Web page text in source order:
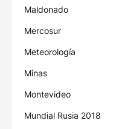
Maldonado
Mercosur
Meteorología
Minas
Montevideo
Mundial Rusia 2018